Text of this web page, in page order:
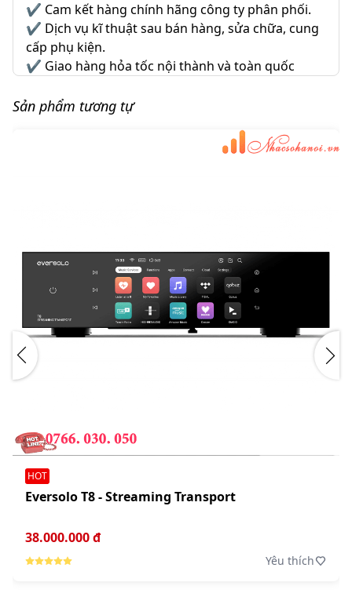
✔️ Cam kết hàng chính hãng công ty phân phối.
✔️ Dịch vụ kĩ thuật sau bán hàng, sửa chữa, cung
cấp phụ kiện.
✔️ Giao hàng hỏa tốc nội thành và toàn quốc
Sản phẩm tương tự
HOT
Eversolo T8 - Streaming Transport
38.000.000 đ
Yêu thích